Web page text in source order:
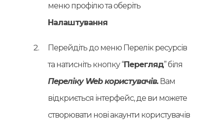
меню профілю та оберіть
Налаштування
Перейдіть до меню Перелік ресурсів
та натисніть кнопку “Перегляд” біля
Переліку Web користувачів. Вам
відкриється інтерфейс, де ви можете
створювати нові акаунти користувачів